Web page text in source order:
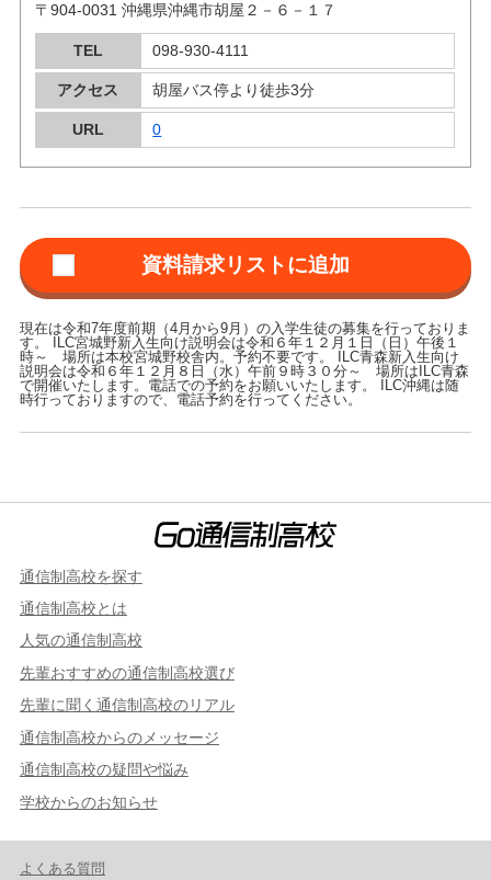
〒904-0031 沖縄県沖縄市胡屋２－６－１７
TEL 098-930-4111
アクセス 胡屋バス停より徒歩3分
URL 0
現在は令和7年度前期（4月から9月）の入学生徒の募集を行っておりま
す。 ILC宮城野新入生向け説明会は令和６年１２月１日（日）午後１
時～ 場所は本校宮城野校舎内。予約不要です。 ILC青森新入生向け
説明会は令和６年１２月８日（水）午前９時３０分～ 場所はILC青森
で開催いたします。電話での予約をお願いいたします。 ILC沖縄は随
時行っておりますので、電話予約を行ってください。
通信制高校を探す
通信制高校とは
人気の通信制高校
先輩おすすめの通信制高校選び
先輩に聞く通信制高校のリアル
通信制高校からのメッセージ
通信制高校の疑問や悩み
学校からのお知らせ
よくある質問